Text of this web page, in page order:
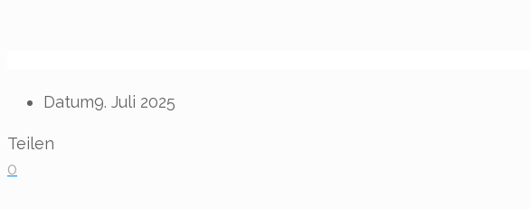
Datum9. Juli 2025
Teilen
0